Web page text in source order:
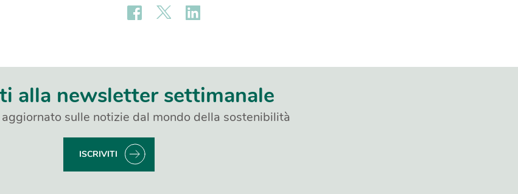
alla newsletter settimanale
sulle notizie dal mondo della sostenibilità
ISCRIVITI